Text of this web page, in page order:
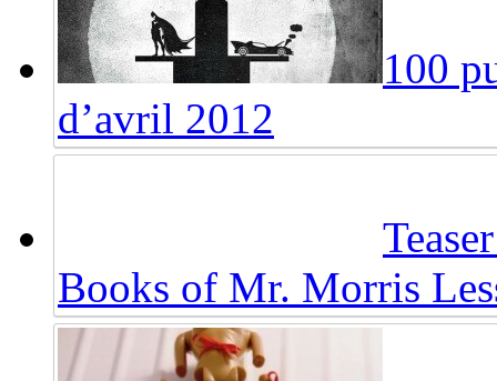
100
d’avril 2012
Books of Mr. Morris